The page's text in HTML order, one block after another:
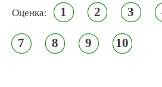
Оценка: 1 2 3
7 8 9 10